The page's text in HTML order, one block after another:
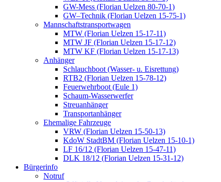
GW-Mess (Florian Uelzen 80-70-1)
GW–Technik (Florian Uelzen 15-75-1)
Mannschaftstransportwagen
MTW (Florian Uelzen 15-17-11)
MTW JF (Florian Uelzen 15-17-12)
MTW KF (Florian Uelzen 15-17-13)
Anhänger
Schlauchboot (Wasser- u. Eisrettung)
RTB2 (Florian Uelzen 15-78-12)
Feuerwehrboot (Eule 1)
Schaum-Wasserwerfer
Streuanhänger
Transportanhänger
Ehemalige Fahrzeuge
VRW (Florian Uelzen 15-50-13)
KdoW StadtBM (Florian Uelzen 15-10-1)
LF 16/12 (Florian Uelzen 15-47-11)
DLK 18/12 (Florian Uelzen 15-31-12)
Bürgerinfo
Notruf